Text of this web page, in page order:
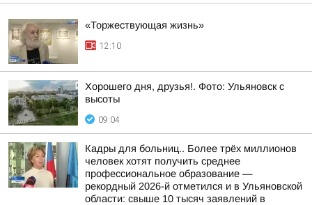
«Торжествующая жизнь»
12:10
Хорошего дня, друзья!. Фото: Ульяновск с
высоты
09:04
Кадры для больниц.. Более трёх миллионов
человек хотят получить среднее
профессиональное образование —
рекордный 2026-й отметился и в Ульяновской
области: свыше 10 тысяч заявлений в